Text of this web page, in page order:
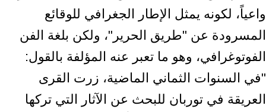
واعياً، لكونه يمثل الإطار الجغرافي للوقائع
المسرودة عن "طريق ‏الحرير"، ولكن بلغة الفن
الفوتوغرافي، وهو ما تعبر عنه المؤلفة بالقول:
"في السنوات ‏الثماني الماضية، زرت القرى
العريقة في توربان للبحث عن الآثار التي تركها